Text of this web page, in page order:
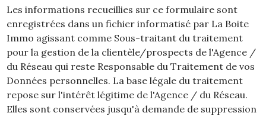
Les informations recueillies sur ce formulaire sont
enregistrées dans un fichier informatisé par La Boite
Immo agissant comme Sous-traitant du traitement
pour la gestion de la clientèle/prospects de l'Agence /
du Réseau qui reste Responsable du Traitement de vos
Données personnelles. La base légale du traitement
repose sur l'intérêt légitime de l'Agence / du Réseau.
Elles sont conservées jusqu'à demande de suppression